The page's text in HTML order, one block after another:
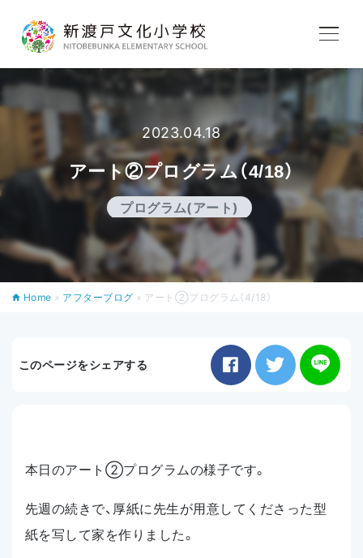
学校紹介
教育内容
学校生活
入学案内
2023.04.18
アート②プログラム（4/18）
プログラム(アート)
Home » アフターブログ » アート②プログラム（4/18）
このページをシェアする
本日のアート②プログラムの様子です。
先週の続きで、厚紙に先生が用意してくださった型
紙を写して家を作りました。